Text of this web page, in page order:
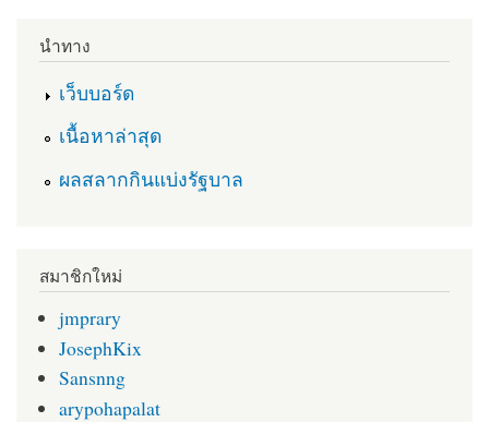
นำทาง
เว็บบอร์ด
เนื้อหาล่าสุด
ผลสลากกินแบ่งรัฐบาล
สมาชิกใหม่
jmprary
JosephKix
Sansnng
arypohapalat